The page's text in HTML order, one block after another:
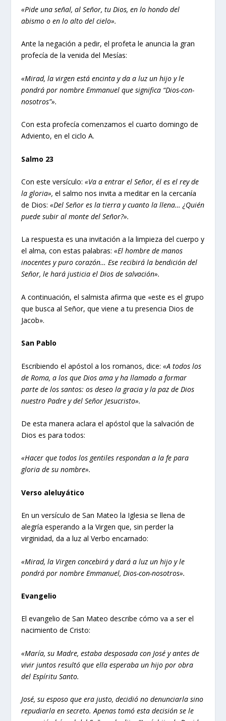
«Pide una señal, al Señor, tu Dios, en lo hondo del
abismo o en lo alto del cielo».
Ante la negación a pedir, el profeta le anuncia la gran
profecía de la venida del Mesías:
«Mirad, la virgen está encinta y da a luz un hijo y le
pondrá por nombre Emmanuel que significa “Dios-con-
nosotros”».
Con esta profecía comenzamos el cuarto domingo de
Adviento, en el ciclo A.
Salmo 23
Con este versículo:«Va a entrar el Señor, él es el rey de
la gloria», el salmo nos invita a meditar en la cercanía
de Dios:«Del Señor es la tierra y cuanto la llena… ¿Quién
puede subir al monte del Señor?».
La respuesta es una invitación a la limpieza del cuerpo y
el alma, con estas palabras:«El hombre de manos
inocentes y puro corazón… Ese recibirá la bendición del
Señor, le hará justicia el Dios de salvación».
A continuación, el salmista afirma que «este es el grupo
que busca al Señor, que viene a tu presencia Dios de
Jacob».
San Pablo
Escribiendo el apóstol a los romanos, dice:«A todos los
de Roma, a los que Dios ama y ha llamado a formar
parte de los santos: os deseo la gracia y la paz de Dios
nuestro Padre y del Señor Jesucristo».
De esta manera aclara el apóstol que la salvación de
Dios es para todos:
«Hacer que todos los gentiles respondan a la fe para
gloria de su nombre».
Verso aleluyático
En un versículo de San Mateo la Iglesia se llena de
alegría esperando a la Virgen que, sin perder la
virginidad, da a luz al Verbo encarnado:
«Mirad, la Virgen concebirá y dará a luz un hijo y le
pondrá por nombre Emmanuel, Dios-con-nosotros».
Evangelio
El evangelio de San Mateo describe cómo va a ser el
nacimiento de Cristo:
«María, su Madre, estaba desposada con José y antes de
vivir juntos resultó que ella esperaba un hijo por obra
del Espíritu Santo.
José, su esposo que era justo, decidió no denunciarla sino
repudiarla en secreto. Apenas tomó esta decisión se le